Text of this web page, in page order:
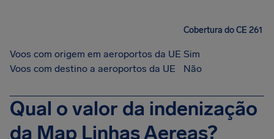
Cobertura do CE 261
Voos com origem em aeroportos da UE Sim
Voos com destino a aeroportos da UE
Não
Qual o valor da indenização
da Map Linhas Aereas?